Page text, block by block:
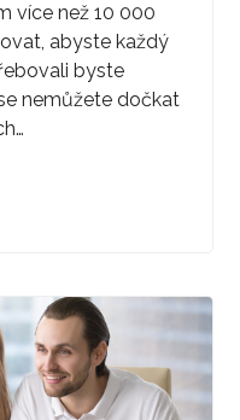
více než 10 000
abyste každý
byste
nemůžete dočkat